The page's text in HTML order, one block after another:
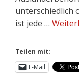
unterschiedlich
ist jede …
Teilen mit:
E-Mail